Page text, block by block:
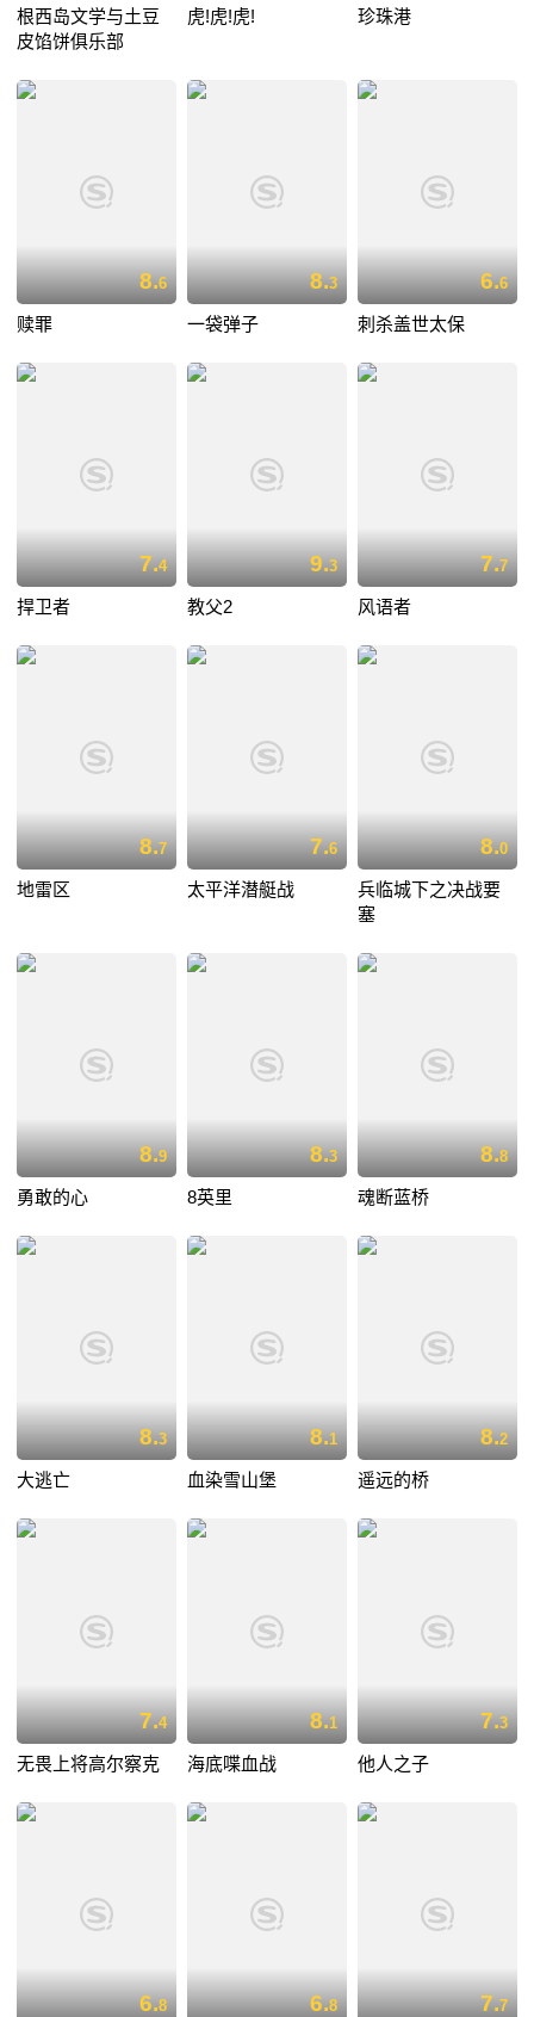
根西岛文学与土豆
皮馅饼俱乐部
虎!虎!虎! 珍珠港
8.6
赎罪
8.3
一袋弹子
6.6
刺杀盖世太保
7.4
捍卫者
9.3
教父2
7.7
风语者
8.7
地雷区
7.6
太平洋潜艇战
8.0
兵临城下之决战要
塞
8.9
勇敢的心
8.3
8英里
8.8
魂断蓝桥
8.3
大逃亡
8.1
血染雪山堡
8.2
遥远的桥
7.4
无畏上将高尔察克
8.1
海底喋血战
7.3
他人之子
6.8 6.8 7.7